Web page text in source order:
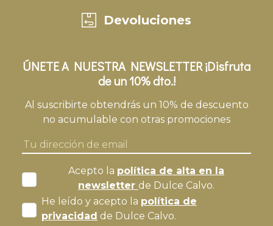
Devoluciones
ÚNETE A NUESTRA NEWSLETTER ¡Disfruta
de un 10% dto.!
Al suscribirte obtendrás un 10% de descuento
no acumulable con otras promociones
Acepto la política de alta en la
newsletter de Dulce Calvo.
He leído y acepto la política de
privacidad de Dulce Calvo.